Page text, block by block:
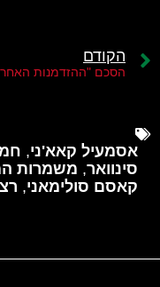
הקודם
הסכם "ההזדמנות
אסמעיל קאא'ני,
סינוואר, משמרות
קאסם סולימאני,